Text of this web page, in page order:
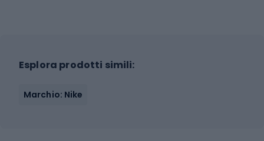
Esplora prodotti simili:
Marchio: Nike